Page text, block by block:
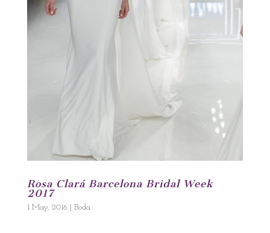
Rosa Clará Barcelona Bridal Week
2017
1 May, 2016 Boda